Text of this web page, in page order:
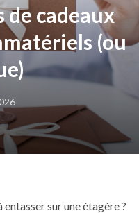
de cadeaux
(ou
sur une étagère ?